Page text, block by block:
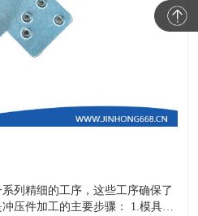
列精细的工序，这些工序确保了
加工的主要步骤： 1.模具设